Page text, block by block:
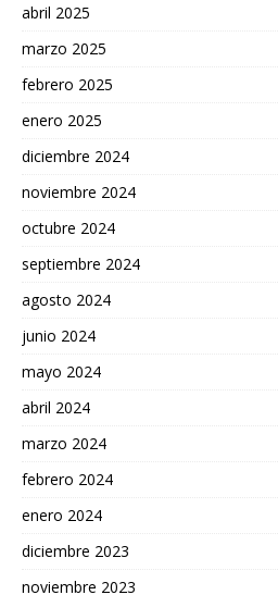
abril 2025
marzo 2025
febrero 2025
enero 2025
diciembre 2024
noviembre 2024
octubre 2024
septiembre 2024
agosto 2024
junio 2024
mayo 2024
abril 2024
marzo 2024
febrero 2024
enero 2024
diciembre 2023
noviembre 2023